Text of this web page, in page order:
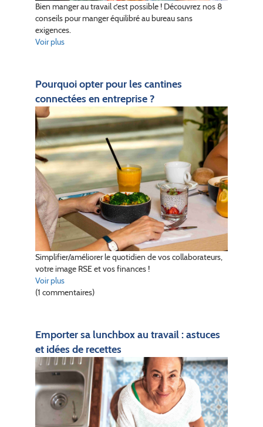
Bien manger au travail c’est possible ! Découvrez nos 8
conseils pour manger équilibré au bureau sans
exigences.
Voir plus
Pourquoi opter pour les cantines
connectées en entreprise ?
Simplifier/améliorer le quotidien de vos collaborateurs,
votre image RSE et vos finances !
Voir plus
(1 commentaires)
Emporter sa lunchbox au travail : astuces
et idées de recettes